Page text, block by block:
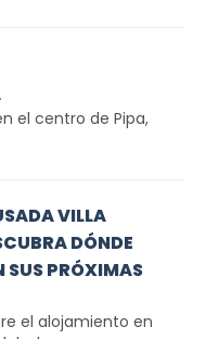
el centro de Pipa,
VILLA
DÓNDE
SUS PRÓXIMAS
el alojamiento en